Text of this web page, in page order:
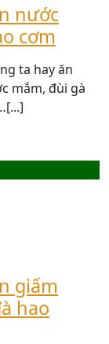
nước
cơm
ta hay ăn
mắm, đùi gà
giấm
hao